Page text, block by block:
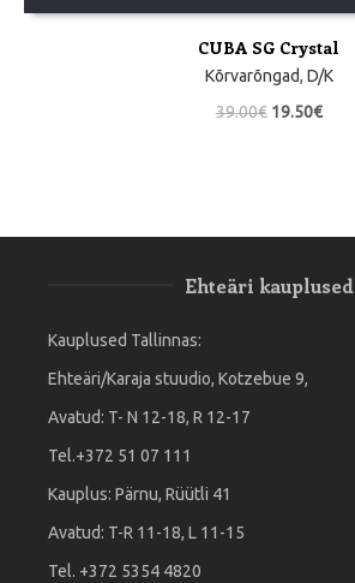
CUBA SG Crystal
Kõrvarõngad, D/K
39.00€ 19.50€
Ehteäri kauplused
Kauplused Tallinnas:
Ehteäri/Karaja stuudio, Kotzebue 9,
Avatud: T- N 12-18, R 12-17
Tel.+372 51 07 111
Kauplus: Pärnu, Rüütli 41
Avatud: T-R 11-18, L 11-15
Tel. +372 5354 4820